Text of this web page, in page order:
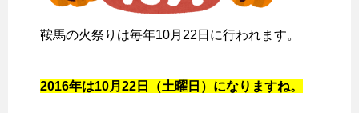
鞍馬の火祭りは毎年10月22日に行われます。
2016年は10月22日（土曜日）になりますね。